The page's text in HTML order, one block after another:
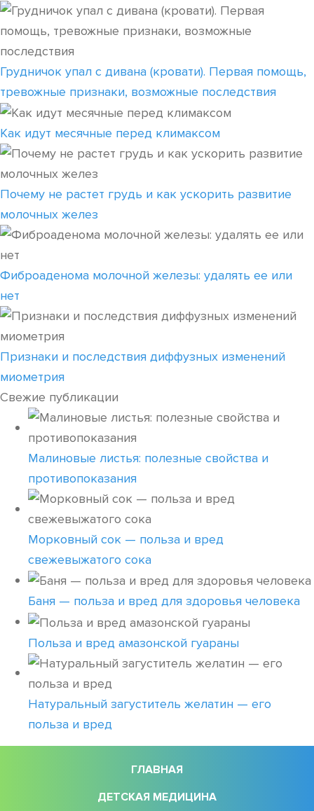
Грудничок упал с дивана (кровати). Первая помощь,
тревожные признаки, возможные последствия
Как идут месячные перед климаксом
Почему не растет грудь и как ускорить развитие
молочных желез
Фиброаденома молочной железы: удалять ее или
нет
Признаки и последствия диффузных изменений
миометрия
Свежие публикации
Малиновые листья: полезные свойства и
противопоказания
Морковный сок — польза и вред
свежевыжатого сока
Баня — польза и вред для здоровья человека
Польза и вред амазонской гуараны
Натуральный загуститель желатин — его
польза и вред
ГЛАВНАЯ
ДЕТСКАЯ МЕДИЦИНА